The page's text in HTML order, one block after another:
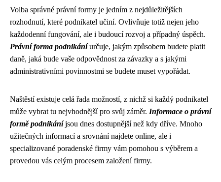
Volba správné právní formy je jedním z nejdůležitějších
rozhodnutí, které podnikatel učiní. Ovlivňuje totiž nejen jeho
každodenní fungování, ale i budoucí rozvoj a případný úspěch.
Právní forma podnikáníurčuje, jakým způsobem budete platit
daně, jaká bude vaše odpovědnost za závazky a s jakými
administrativními povinnostmi se budete muset vypořádat.
Naštěstí existuje celá řada možností, z nichž si každý podnikatel
může vybrat tu nejvhodnější pro svůj záměr. Informace o právní
formě podnikáníjsou dnes dostupnější než kdy dříve. Mnoho
užitečných informací a srovnání najdete online, ale i
specializované poradenské firmy vám pomohou s výběrem a
provedou vás celým procesem založení firmy.